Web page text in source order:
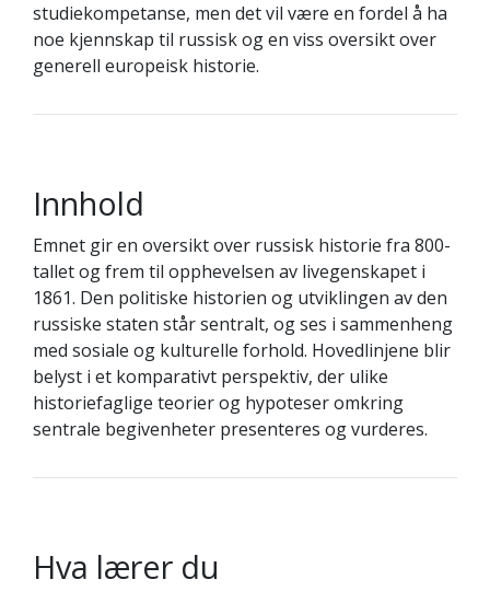
studiekompetanse, men det vil være en fordel å ha
noe kjennskap til russisk og en viss oversikt over
generell europeisk historie.
Innhold
Emnet gir en oversikt over russisk historie fra 800-
tallet og frem til opphevelsen av livegenskapet i
1861. Den politiske historien og utviklingen av den
russiske staten står sentralt, og ses i sammenheng
med sosiale og kulturelle forhold. Hovedlinjene blir
belyst i et komparativt perspektiv, der ulike
historiefaglige teorier og hypoteser omkring
sentrale begivenheter presenteres og vurderes.
Hva lærer du